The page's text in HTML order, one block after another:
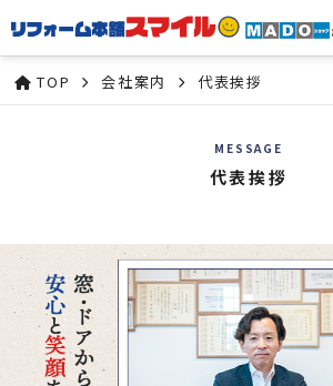
TOP 会社案内 代表挨拶
MESSAGE
代表挨拶